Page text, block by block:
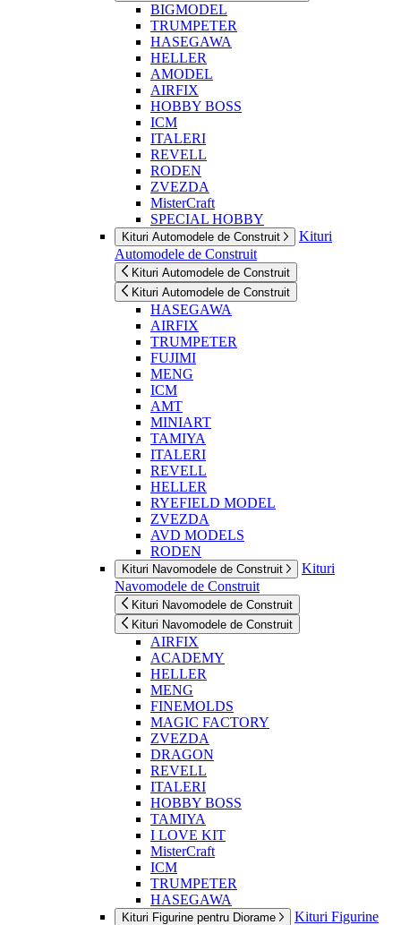
BIGMODEL
TRUMPETER
HASEGAWA
HELLER
AMODEL
AIRFIX
HOBBY BOSS
ICM
ITALERI
REVELL
RODEN
ZVEZDA
MisterCraft
SPECIAL HOBBY
Kituri Automodele de Construit
Kituri
Automodele de Construit
Kituri Automodele de Construit
Kituri Automodele de Construit
HASEGAWA
AIRFIX
TRUMPETER
FUJIMI
MENG
ICM
AMT
MINIART
TAMIYA
ITALERI
REVELL
HELLER
RYEFIELD MODEL
ZVEZDA
AVD MODELS
RODEN
Kituri Navomodele de Construit
Kituri
Navomodele de Construit
Kituri Navomodele de Construit
Kituri Navomodele de Construit
AIRFIX
ACADEMY
HELLER
MENG
FINEMOLDS
MAGIC FACTORY
ZVEZDA
DRAGON
REVELL
ITALERI
HOBBY BOSS
TAMIYA
I LOVE KIT
MisterCraft
ICM
TRUMPETER
HASEGAWA
Kituri Figurine pentru Diorame
Kituri Figurine